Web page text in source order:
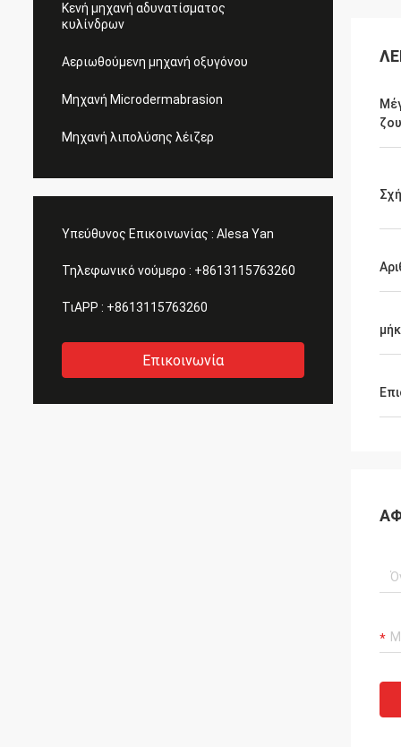
Κενή μηχανή αδυνατίσματος
κυλίνδρων
Αεριωθούμενη μηχανή οξυγόνου
Μηχανή Microdermabrasion
Μηχανή λιπολύσης λέιζερ
Υπεύθυνος Επικοινωνίας : Alesa Yan
Τηλεφωνικό νούμερο : +8613115763260
ΤιAPP : +8613115763260
Επικοινωνία